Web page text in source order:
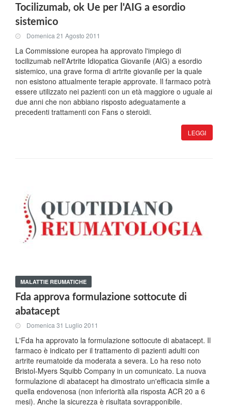
Tocilizumab, ok Ue per l'AIG a esordio
sistemico
Domenica 21 Agosto 2011
La Commissione europea ha approvato l'impiego di
tocilizumab nell'Artrite Idiopatica Giovanile (AIG) a esordio
sistemico, una grave forma di artrite giovanile per la quale
non esistono attualmente terapie approvate. Il farmaco potrà
essere utilizzato nei pazienti con un età maggiore o uguale ai
due anni che non abbiano risposto adeguatamente a
precedenti trattamenti con Fans o steroidi.
LEGGI
MALATTIE REUMATICHE
Fda approva formulazione sottocute di
abatacept
Domenica 31 Luglio 2011
L'Fda ha approvato la formulazione sottocute di abatacept. Il
farmaco è indicato per il trattamento di pazienti adulti con
artrite reumatoide da moderata a severa. Lo ha reso noto
Bristol-Myers Squibb Company in un comunicato. La nuova
formulazione di abatacept ha dimostrato un'efficacia simile a
quella endovenosa (non inferiorità alla risposta ACR 20 a 6
mesi). Anche la sicurezza è risultata sovrapponibile.